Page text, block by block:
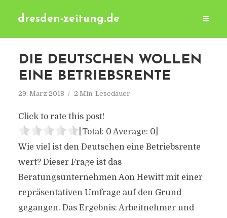
dresden-zeitung.de
DIE DEUTSCHEN WOLLEN
EINE BETRIEBSRENTE
29. März 2018 2 Min. Lesedauer
Click to rate this post!
[Total: 0 Average: 0]
Wie viel ist den Deutschen eine Betriebsrente
wert? Dieser Frage ist das
Beratungsunternehmen Aon Hewitt mit einer
repräsentativen Umfrage auf den Grund
gegangen. Das Ergebnis: Arbeitnehmer und